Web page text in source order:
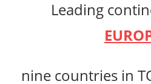
Leading
nine countries in